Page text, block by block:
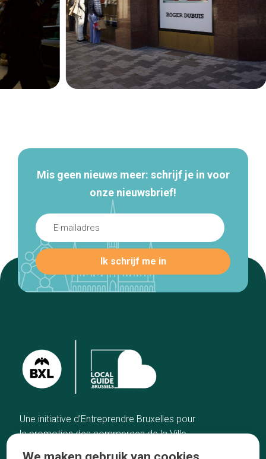
Mis geen nieuws meer: schrijf je in voor
onze nieuwsbrief!
Une initiative d’Entreprendre Bruxelles pour
la promotion des commerces de la Ville